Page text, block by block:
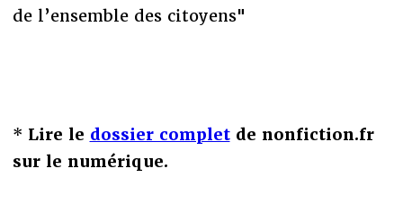
de l’ensemble des citoyens"
* Lire le dossier completde nonfiction.fr
sur le numérique.